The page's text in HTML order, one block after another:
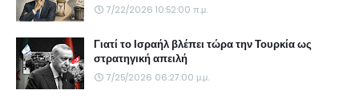
7/22/2026 10:52:00 π.μ.
Γιατί το Ισραήλ βλέπει τώρα την Τουρκία ως
στρατηγική απειλή
7/25/2026 06:27:00 μ.μ.